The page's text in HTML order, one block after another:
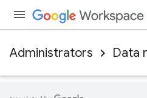
Administrators Data